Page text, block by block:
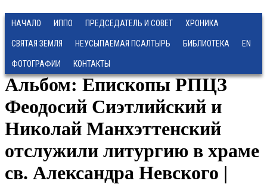
НАЧАЛО ИППО ПРЕДСЕДАТЕЛЬ И СОВЕТ ХРОНИКА
СВЯТАЯ ЗЕМЛЯ НЕУСЫПАЕМАЯ ПСАЛТЫРЬ БИБЛИОТЕКА EN
ФОТОГРАФИИ КОНТАКТЫ
Альбом: Епископы РПЦЗ
Феодосий Сиэтлийский и
Николай Манхэттенский
отслужили литургию в храме
св. Александра Невского |